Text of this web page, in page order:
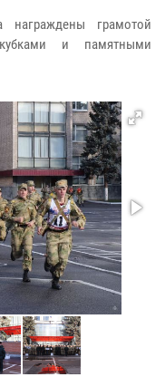
награждены грамотой
кубками и памятными